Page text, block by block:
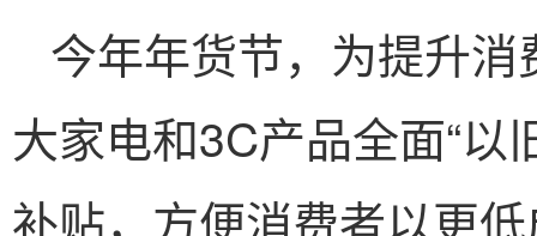
今年年货节，为提升
大家电和3C产品全面“以
补贴，方便消费者以更